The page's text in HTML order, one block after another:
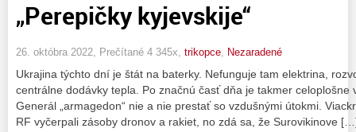
„Perepičky kyjevskije“
26. októbra 2022, Prečítané 4 345x, trikopce Nezaradené
Ukrajina týchto dní je štát na baterky. Nefunguje tam elektrina,
centrálne dodávky tepla. Po značnú časť dňa je takmer celoplošne
Generál „armagedon“ nie a nie prestať so vzdušnými útokmi.
RF vyčerpali zásoby dronov a rakiet, no zdá sa, že Surovikinove